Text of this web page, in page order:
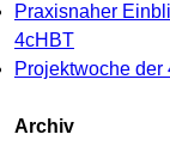
Praxisnaher
4cHBT
Projektwoche
Archiv